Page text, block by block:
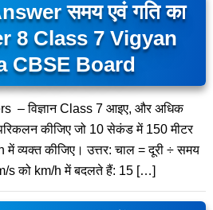
समय एवं गति का
8 Class 7 Vigyan
CBSE Board
– विज्ञान Class 7 आइए, और अधिक
कीजिए जो 10 सेकंड में 150 मीटर
व्यक्त कीजिए। उत्तर: चाल = दूरी ÷ समय
s को km/h में बदलते हैं: 15 […]